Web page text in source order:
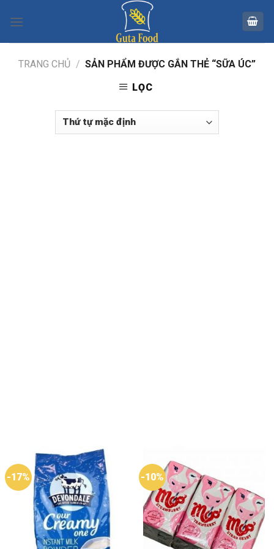
TRANG CHỦ / SẢN PHẨM ĐƯỢC GẮN THẺ “SỮA ÚC”
LỌC
-17% -10%